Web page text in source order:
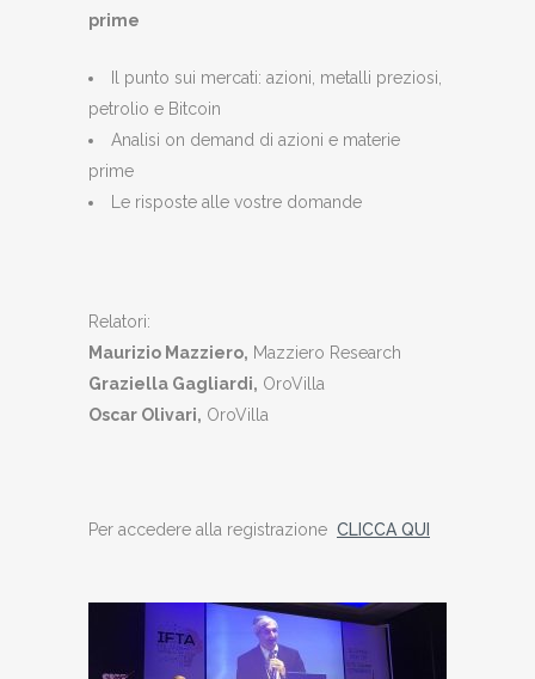
prime
Il punto sui mercati: azioni, metalli preziosi,
petrolio e Bitcoin
Analisi on demand di azioni e materie
prime
Le risposte alle vostre domande
Relatori:
Maurizio Mazziero, Mazziero Research
Graziella Gagliardi, OroVilla
Oscar Olivari, OroVilla
Per accedere alla registrazione CLICCA QUI